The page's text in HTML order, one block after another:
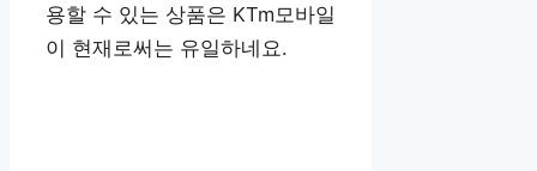
용할 수 있는 상품은 KTm모바일
이 현재로써는 유일하네요.